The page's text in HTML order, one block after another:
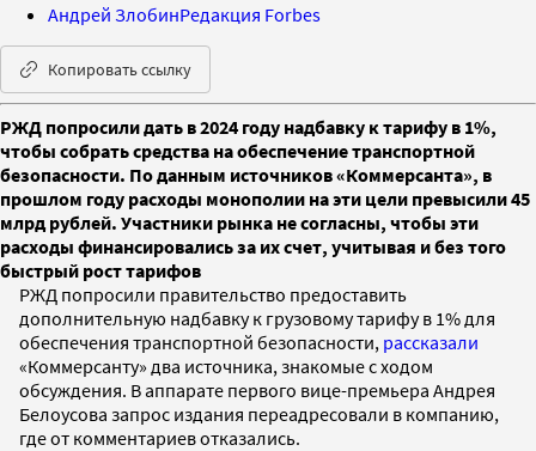
Андрей ЗлобинРедакция Forbes
Копировать ссылку
РЖД попросили дать в 2024 году надбавку к тарифу в 1%,
чтобы собрать средства на обеспечение транспортной
безопасности. По данным источников «Коммерсанта», в
прошлом году расходы монополии на эти цели превысили 45
млрд рублей. Участники рынка не согласны, чтобы эти
расходы финансировались за их счет, учитывая и без того
быстрый рост тарифов
РЖД попросили правительство предоставить
дополнительную надбавку к грузовому тарифу в 1% для
обеспечения транспортной безопасности, рассказали
«Коммерсанту» два источника, знакомые с ходом
обсуждения. В аппарате первого вице-премьера Андрея
Белоусова запрос издания переадресовали в компанию,
где от комментариев отказались.